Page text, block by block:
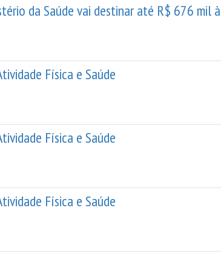
da Saúde vai destinar até R$ 676 mil
Física e Saúde
Física e Saúde
Física e Saúde